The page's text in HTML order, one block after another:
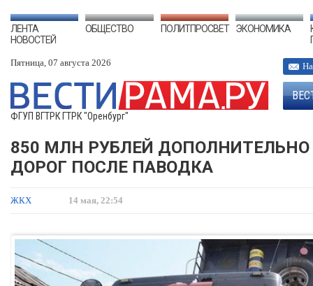
ЛЕНТА
НОВОСТЕЙ
ОБЩЕСТВО ПОЛИТПРОСВЕТ ЭКОНОМИКА
Пятница, 07 августа 2026
ФГУП ВГТРК ГТРК "Оренбург"
850 МЛН РУБЛЕЙ
ДОРОГ ПОСЛЕ ПАВОДКА
ЖКХ 14 мая, 22:54